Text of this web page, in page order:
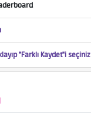
"Farklı Kaydet"i seçiniz